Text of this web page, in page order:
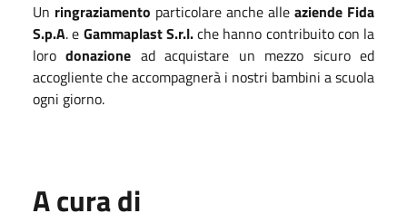
Un ringraziamento particolare anche alle aziende Fida
S.p.A. e Gammaplast S.r.l.che hanno contribuito con la
loro donazione ad acquistare un mezzo sicuro ed
accogliente che accompagnerà i nostri bambini a scuola
ogni giorno.
A cura di